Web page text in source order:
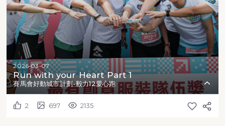
2026-03-07
Run with your Heart Part 1
賽馬會好動城市計劃-毅力12愛心跑
2 697 2135